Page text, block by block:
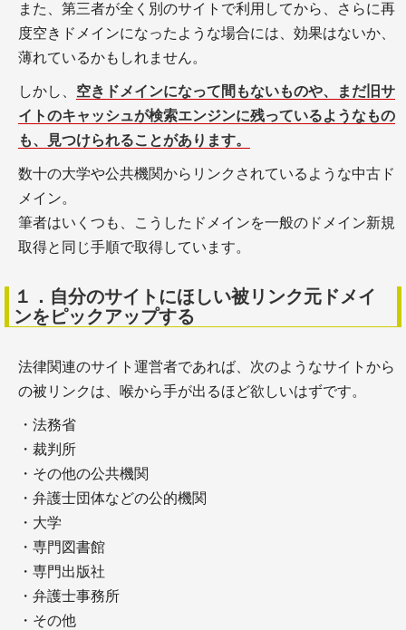
スキルアップ
＋ライティングスクールはどんな人に向いている？
KWスクールとその評判を徹底調査
＋google検索品質評価ガイドライン【2023年11月
日本語訳】
＋google検索品質評価ガイドライン【2025年9月 日
本語訳】（６）NeedsMet評価ガイドライン
＋google検索品質評価ガイドライン【2025年9月 日
本語訳】（５）特定の種類のページ
また、第三者が全く別のサイトで利用してから、さらに再
度空きドメインになったような場合には、効果はないか、
薄れているかもしれません。
しかし、 空きドメインになって間もないものや、まだ旧サ
イトのキャッシュが検索エンジンに残っているようなもの
も、見つけられることがあります。
数十の大学や公共機関からリンクされているような中古ド
メイン。
筆者はいくつも、こうしたドメインを一般のドメイン新規
取得と同じ手順で取得しています。
１．自分のサイトにほしい被リンク元ドメイ
ンをピックアップする
法律関連のサイト運営者であれば、次のようなサイトから
の被リンクは、喉から手が出るほど欲しいはずです。
・法務省
・裁判所
・その他の公共機関
・弁護士団体などの公的機関
・大学
・専門図書館
・専門出版社
・弁護士事務所
・その他